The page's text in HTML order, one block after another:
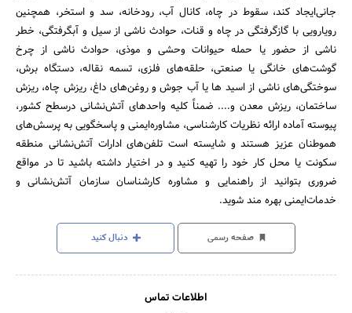
جانی‌ایجاد کند، ‌سقوط در چاه، ‌کانال آب، ‌رودخانه، ‌سد و استخر، ‌همچنین
رویارویی با گازگرفتگی در چاه و قنات، ‌حوادث ناشی از سیل و آبگرفتگی، ‌خطر
ناشی از حضور یا حمله حیوانات وحشی و موذی، حوادث ناشی از چرخ
گوشت‌های خانگی یا صنعتی، ‌حلقه‌های فلزی، ‌تسمه نقاله، دستگاه برش،
سوختگی‌های ناشی از اسید ‌ها یا آب جوش و روغن‌های داغ، ‌ریزش چاه، ریزش
ساختمان، ‌ریزش معدن و.... ضمناً کلیه واحدهای آتش‌نشانی درسطح کشور،
پیوسته آماده ارائه نظریات کارشناسی، ‌مشاوره‌ایمنی و پاسخگویی به پرسش‌های
هموطنان عزیز هستند و شایسته است تلفن‌های ادارات آتش‌نشانی منطقه
سکونت یا محل کار خود را تهیه کنید و در اختیار داشته باشید تا در مواقع
ضروری بتوانید از راهنمایی و مشاوره کارشناسان سازمان آتش‌نشانی و
خدمات‌ایمنی بهره مند شوید.
صفحه رسمی دنبال کنید
اطلاعات تماس